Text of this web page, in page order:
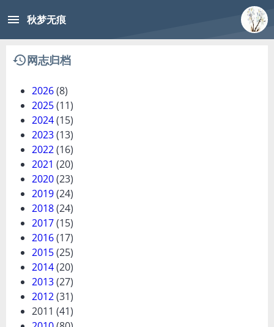
menu 秋梦无痕
history网志归档
2026(8)
2025(11)
2024(15)
2023(13)
2022(16)
2021 (20)
2020(23)
2019(24)
2018(24)
2017(15)
2016(17)
2015(25)
2014(20)
2013(27)
2012(31)
2011 (41)